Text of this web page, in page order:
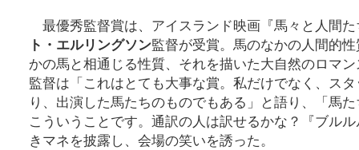
最優秀監督賞は、アイスランド映画『馬々と人間た
ト・エルリングソン監督が受賞。馬のなかの人間的
かの馬と相通じる性質、それを描いた大自然のロマ
監督は「これはとても大事な賞。私だけでなく、ス
り、出演した馬たちのものでもある」と語り、「馬
こういうことです。通訳の人は訳せるかな？『ブル
きマネを披露し、会場の笑いを誘った。